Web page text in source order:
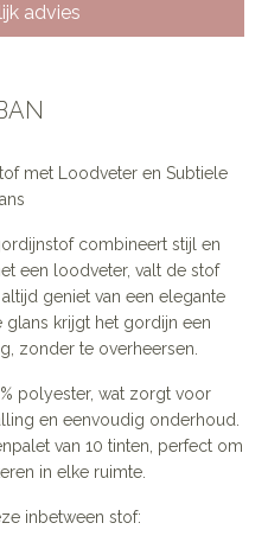
advies
met Loodveter en Subtiele
combineert stijl en
een loodveter, valt de stof
geniet van een elegante
glans krijgt het gordijn een
zonder te overheersen.
polyester, wat zorgt voor
en eenvoudig onderhoud.
van 10 tinten, perfect om
in elke ruimte.
inbetween stof: